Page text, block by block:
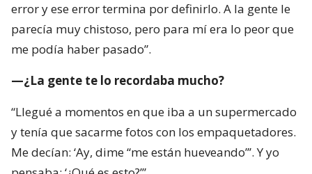
error y ese error termina por definirlo. A la gente le
parecía muy chistoso, pero para mí era lo peor que
me podía haber pasado”.
—¿La gente te lo recordaba mucho?
“Llegué a momentos en que iba a un supermercado
y tenía que sacarme fotos con los empaquetadores.
Me decían: ‘Ay, dime “me están hueveando”’. Y yo